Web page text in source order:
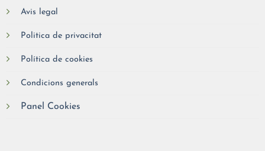
Avis legal
Politica de privacitat
Política de cookies
Condicions generals
Panel Cookies